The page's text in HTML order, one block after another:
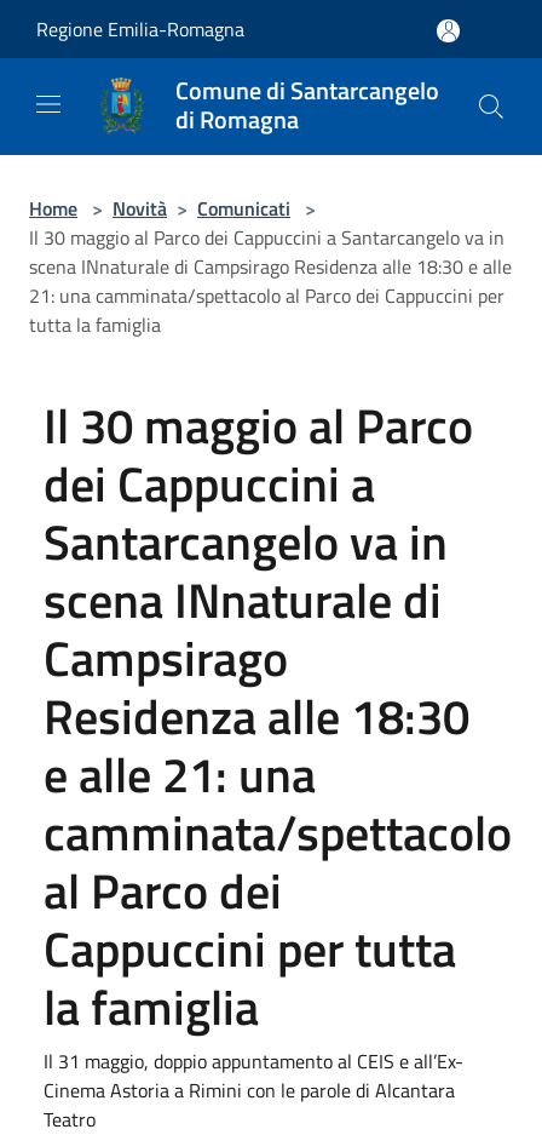
Regione Emilia-Romagna
Comune di Santarcangelo
di Romagna
Home > Novità > Comunicati >
Il 30 maggio al Parco dei Cappuccini a Santarcangelo va in
scena INnaturale di Campsirago Residenza alle 18:30 e alle
21: una camminata/spettacolo al Parco dei Cappuccini per
tutta la famiglia
Il 30 maggio al Parco
dei Cappuccini a
Santarcangelo va in
scena INnaturale di
Campsirago
Residenza alle 18:30
e alle 21: una
camminata/spettacolo
al Parco dei
Cappuccini per tutta
la famiglia
Il 31 maggio, doppio appuntamento al CEIS e all’Ex-
Cinema Astoria a Rimini con le parole di Alcantara
Teatro